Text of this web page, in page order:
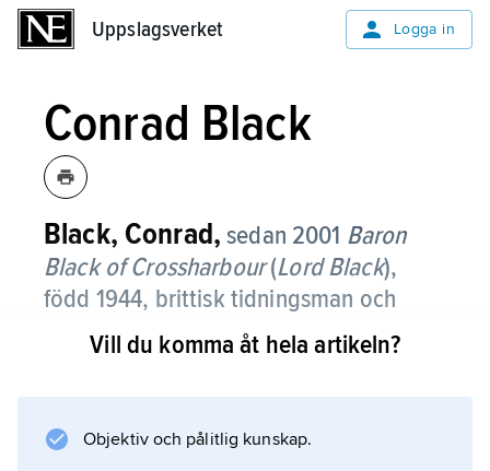
Uppslagsverket Logga in
Conrad Black
Black, Conrad, sedan 2001 Baron
Black of Crossharbour(Lord Black),
född 1944, brittisk tidningsman och
författare, till 2000 kanadensisk
medborgare.
småtidningar i Kanada och USA.
Vill du komma åt hela artikeln?
Objektiv och pålitlig kunskap.